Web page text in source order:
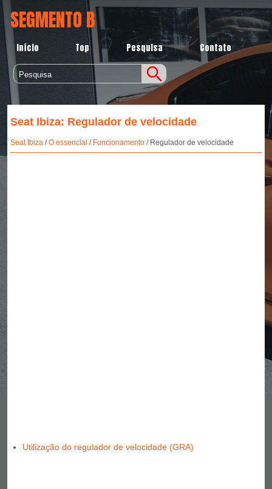
SEGMENTO B
Início Top Pesquisa Contato
Seat Ibiza: Regulador de velocidade
Seat Ibiza/O essencial / Funcionamento/ Regulador de velocidade
Utilização do regulador de velocidade (GRA)